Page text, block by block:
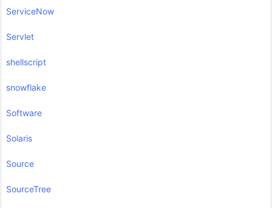
ServiceNow
Servlet
shellscript
snowflake
Software
Solaris
Source
SourceTree